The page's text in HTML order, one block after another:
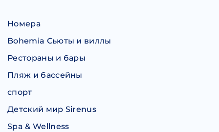
Номера
Bohemia Сьюты и виллы
Рестораны и бары
Пляж и бассейны
спорт
Детский мир Sirenus
Spa & Wellness